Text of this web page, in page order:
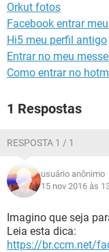
Orkut fotos
Facebook entrar
Hi5 meu perfil antigo
Entrar no meu
Como entrar no
1 Respostas
RESPOSTA 1 / 1
usuário anônimo
15 nov 2016 às
Imagino que seja
Leia esta dica:
https://br.ccm.net/